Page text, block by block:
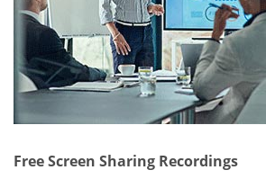
Free Screen Sharing Recordings